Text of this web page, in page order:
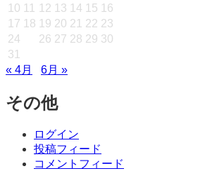
10 11 12 13 14 15 16
17 18 19 20 21 22 23
24
26 27 28 29 30
31
« 4月
6月 »
その他
ログイン
投稿フィード
コメントフィード